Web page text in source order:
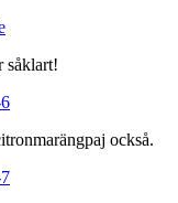
såklart!
också.